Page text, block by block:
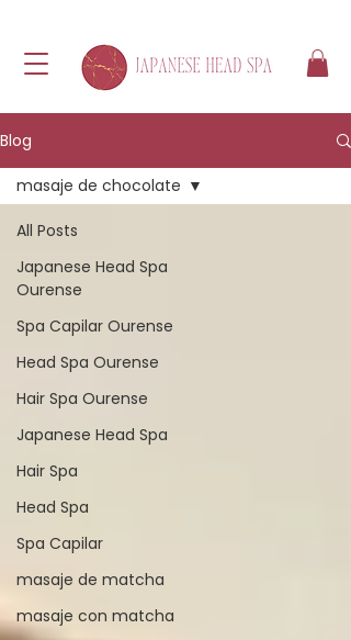
Blog
All Posts
Japanese Head Spa
Ourense
Spa Capilar Ourense
Head Spa Ourense
Hair Spa Ourense
Japanese Head Spa
Hair Spa
Head Spa
Spa Capilar
masaje de matcha
masaje con matcha
masaje de chocolate